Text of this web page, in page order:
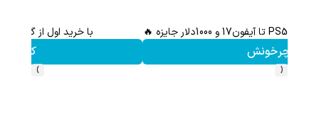
گردونه شانس بدون پوچ، از آیفون17تا PS5 و طلای دیجیتال و دلار🔥
‹
›